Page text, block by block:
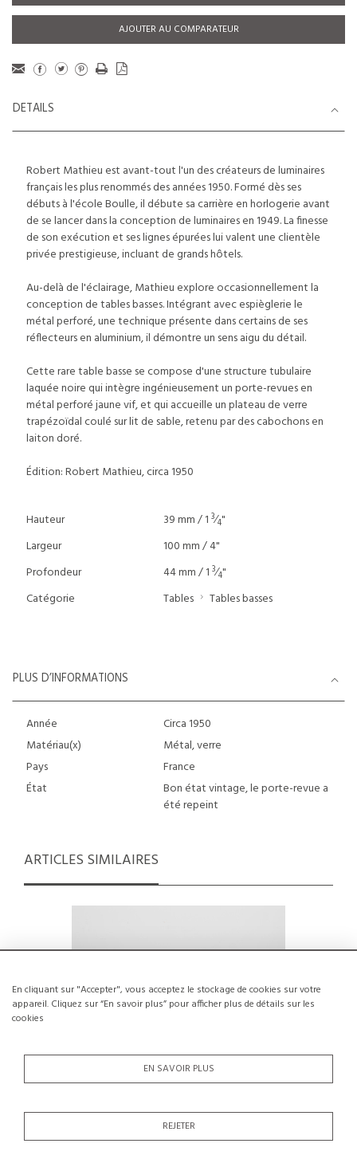
En cliquant sur "Accepter", vous acceptez le stockage de cookies sur votre
appareil. Cliquez sur “En savoir plus” pour afficher plus de détails sur les
cookies
EN SAVOIR PLUS
REJETER
AJOUTER AU COMPARATEUR
DETAILS
Robert Mathieu est avant-tout l'un des créateurs de luminaires
français les plus renommés des années 1950. Formé dès ses
débuts à l'école Boulle, il débute sa carrière en horlogerie avant
de se lancer dans la conception de luminaires en 1949. La finesse
de son exécution et ses lignes épurées lui valent une clientèle
privée prestigieuse, incluant de grands hôtels.
Au-delà de l'éclairage, Mathieu explore occasionnellement la
conception de tables basses. Intégrant avec espièglerie le
métal perforé, une technique présente dans certains de ses
réflecteurs en aluminium, il démontre un sens aigu du détail.
Cette rare table basse se compose d'une structure tubulaire
laquée noire qui intègre ingénieusement un porte-revues en
métal perforé jaune vif, et qui accueille un plateau de verre
trapézoïdal coulé sur lit de sable, retenu par des cabochons en
laiton doré.
Édition: Robert Mathieu, circa 1950
Hauteur 39 mm / 1 3⁄4"
Largeur
100 mm / 4"
Profondeur
44 mm / 1 3⁄4"
Catégorie
Tables Tables basses
PLUS D’INFORMATIONS
Année
Circa 1950
Matériau(x)
Métal, verre
Pays
France
État
Bon état vintage, le porte-revue a
été repeint
ARTICLES SIMILAIRES
Table d'appoint en pin massif, Les Arcs,